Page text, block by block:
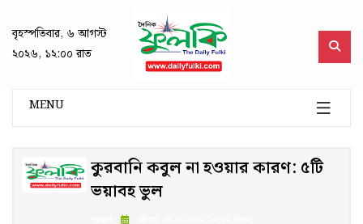
বৃহস্পতিবার, ৬ আগস্ট
২০২৬, ১২:০০ রাত
MENU
কুরবানি কবুল না হওয়ার কারণ: ৫টি
ভয়াবহ ভুল